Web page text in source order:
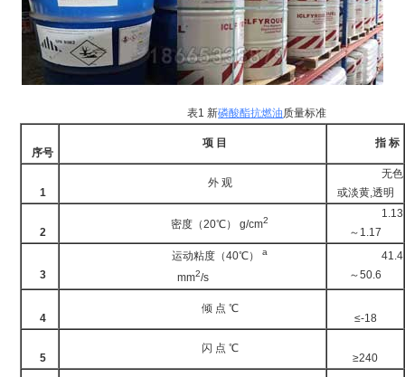
表1 新磷酸酯抗燃油质量标准
序号
项 目 指 标
1
外 观
无色
或淡黄,透明
2
密度（20℃） g/cm2
1.13
～1.17
3
运动粘度（40℃）a
mm2/s
41.4
～50.6
4
倾 点 ℃
≤-18
5
闪 点 ℃
≥240